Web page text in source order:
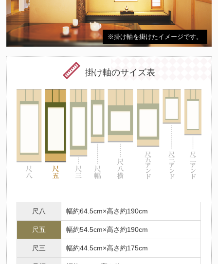
※掛け軸を掛けたイメージです。
掛け軸のサイズ表
尺八 幅約64.5cm×高さ約190cm
尺五 幅約54.5cm×高さ約190cm
尺三 幅約44.5cm×高さ約175cm